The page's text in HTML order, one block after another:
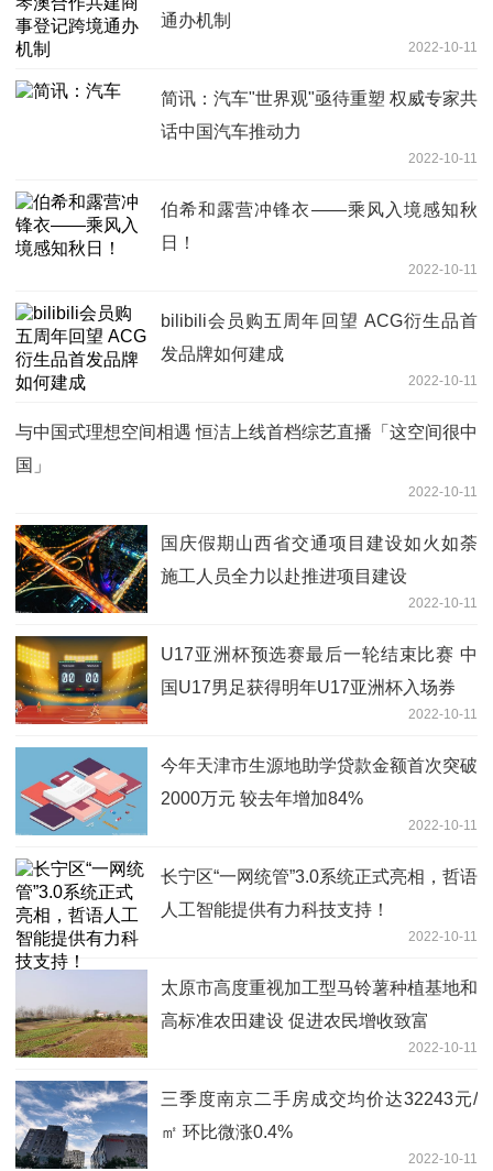
通办机制
2022-10-11
简讯：汽车"世界观"亟待重塑 权威专家共
话中国汽车推动力
2022-10-11
伯希和露营冲锋衣——乘风入境感知秋
日！
2022-10-11
bilibili会员购五周年回望 ACG衍生品首
发品牌如何建成
2022-10-11
与中国式理想空间相遇 恒洁上线首档综艺直播「这空间很中
国」
2022-10-11
国庆假期山西省交通项目建设如火如荼
施工人员全力以赴推进项目建设
2022-10-11
U17亚洲杯预选赛最后一轮结束比赛 中
国U17男足获得明年U17亚洲杯入场券
2022-10-11
今年天津市生源地助学贷款金额首次突破
2000万元 较去年增加84%
2022-10-11
长宁区“一网统管”3.0系统正式亮相，哲语
人工智能提供有力科技支持！
2022-10-11
太原市高度重视加工型马铃薯种植基地和
高标准农田建设 促进农民增收致富
2022-10-11
三季度南京二手房成交均价达32243元/
㎡ 环比微涨0.4%
2022-10-11